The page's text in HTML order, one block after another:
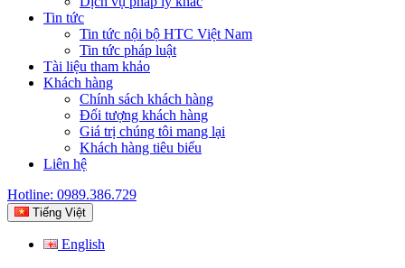
Tin tức
Tin tức nội bộ HTC Việt Nam
Tin tức pháp luật
Tài liệu tham khảo
Khách hàng
Chính sách khách hàng
Đối tượng khách hàng
Giá trị chúng tôi mang lại
Khách hàng tiêu biểu
Liên hệ
Hotline: 0989.386.729
Tiếng Việt
English